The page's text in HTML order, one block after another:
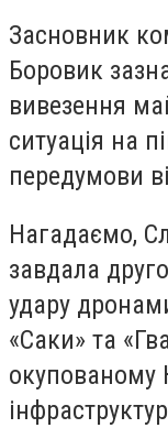
Засновник
Боровик
вивезення
ситуація на
передумови
Нагадаємо,
завдала
удару
«Саки» та
окупованому